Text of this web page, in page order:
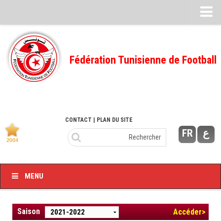
Feuille de match
FMI – 2022/2023
Ligue I – 2022/2023
Ligue I – 2020/2021
Ligue I – 2019/2020
–Ligue I-
Fédération Tunisienne de Football
FR ع
CONTACT | PLAN DU SITE
MENU
Saison Accéder>